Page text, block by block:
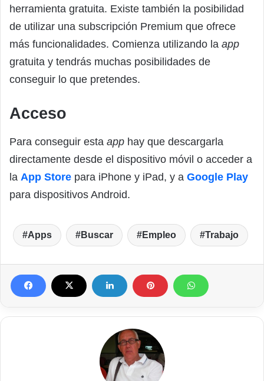
herramienta gratuita. Existe también la posibilidad
de utilizar una subscripción Premium que ofrece
más funcionalidades. Comienza utilizando la app
gratuita y tendrás muchas posibilidades de
conseguir lo que pretendes.
Acceso
Para conseguir esta app hay que descargarla
directamente desde el dispositivo móvil o acceder a
la App Store para iPhone y iPad, y a Google Play
para dispositivos Android.
Apps Buscar Empleo Trabajo